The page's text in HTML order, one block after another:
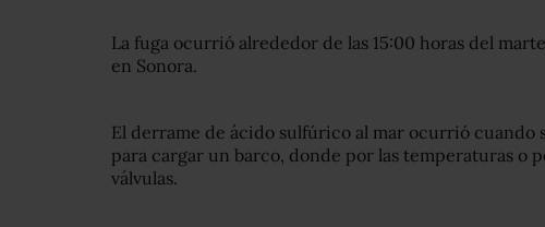
La fuga ocurrió alrededor de las 15:00 horas del
en Sonora.
El derrame de ácido sulfúrico al mar ocurrió cuando
para cargar un barco, donde por las temperaturas o
válvulas.